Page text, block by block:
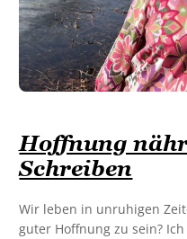
Hoffnung
Schreiben
Wir leben in unruhigen
guter Hoffnung zu sein?